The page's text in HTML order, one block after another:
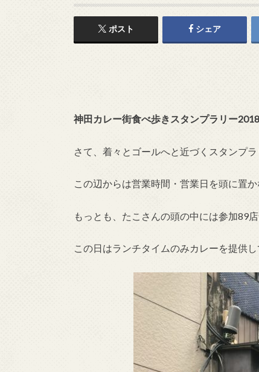
ポスト シェア
神田カレー街食べ歩きスタンプラリー2018
さて、着々とゴールへと近づくスタンプラ
この辺からは営業時間・営業日を頭に置
もっとも、たこさんの頭の中には参加89
この日はランチタイムのみカレーを提供